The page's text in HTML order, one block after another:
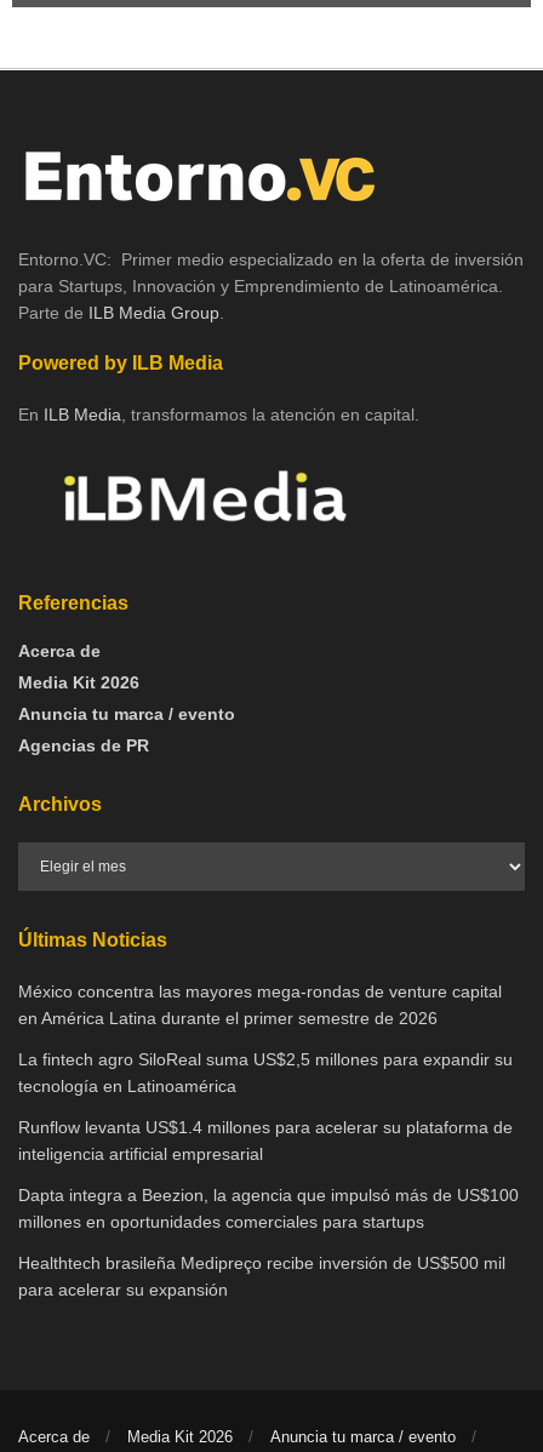
Entorno.VC: Primer medio especializado en la oferta de inversión
para Startups, Innovación y Emprendimiento de Latinoamérica.
Parte de ILB Media Group
Powered by ILB Media
En ILB Media , transformamos la atención en capital.
Referencias
Acerca de
Media Kit 2026
Anuncia tu marca / evento
Agencias de PR
Archivos
Últimas Noticias
México concentra las mayores mega-rondas de venture capital
en América Latina durante el primer semestre de 2026
La fintech agro SiloReal suma US$2,5 millones para expandir su
tecnología en Latinoamérica
Runflow levanta US$1.4 millones para acelerar su plataforma de
inteligencia artificial empresarial
Dapta integra a Beezion, la agencia que impulsó más de US$100
millones en oportunidades comerciales para startups
Healthtech brasileña Medipreço recibe inversión de US$500 mil
para acelerar su expansión
Acerca de Media Kit 2026 Anuncia tu marca / evento